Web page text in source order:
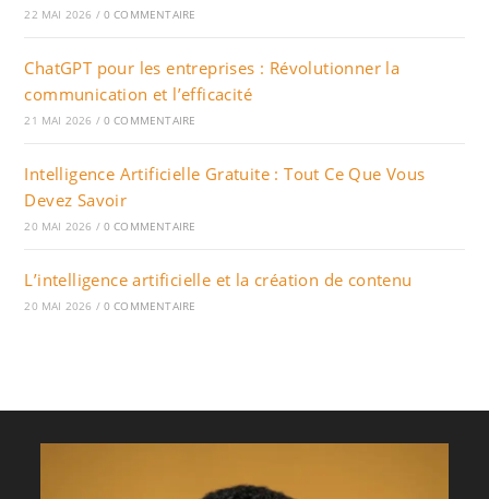
22 MAI 2026 / 0 COMMENTAIRE
ChatGPT pour les entreprises : Révolutionner la
communication et l’efficacité
21 MAI 2026 / 0 COMMENTAIRE
Intelligence Artificielle Gratuite : Tout Ce Que Vous
Devez Savoir
20 MAI 2026 / 0 COMMENTAIRE
L’intelligence artificielle et la création de contenu
20 MAI 2026 / 0 COMMENTAIRE